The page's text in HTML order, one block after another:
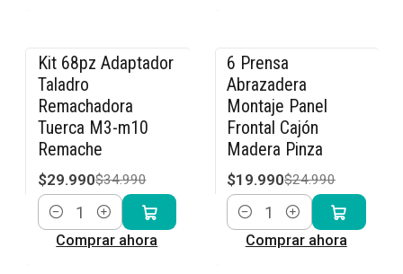
-14% OFF
Kit 68pz Adaptador
Taladro
Remachadora
Tuerca M3-m10
Remache
$29.990$34.990
Cantidad
Comprar ahora
-20% OFF
6 Prensa
Abrazadera
Montaje Panel
Frontal Cajón
Madera Pinza
$19.990$24.990
Cantidad
Comprar ahora